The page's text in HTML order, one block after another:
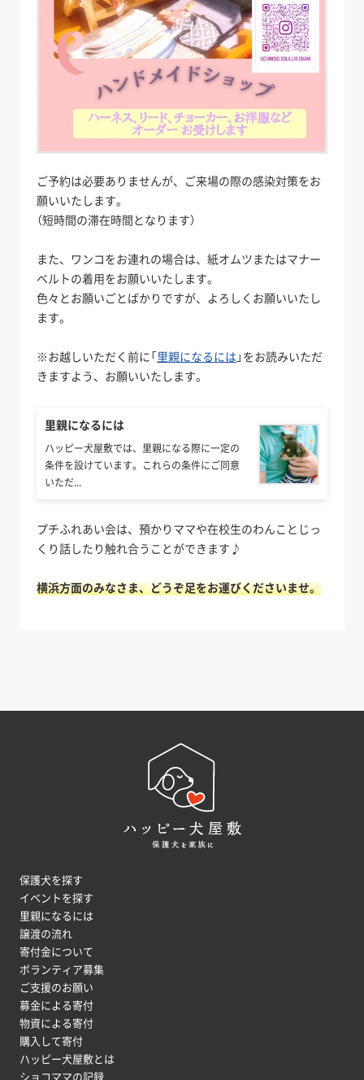
ご予約は必要ありませんが、ご来場の際の感染対策をお
願いいたします。
（短時間の滞在時間となります）
また、ワンコをお連れの場合は、紙オムツまたはマナー
ベルトの着用をお願いいたします。
色々とお願いごとばかりですが、よろしくお願いいたし
ます。
※お越しいただく前に「里親になるには 」をお読みいただ
きますよう、お願いいたします。
里親になるには
ハッピー犬屋敷では、里親になる際に一定の
条件を設けています。これらの条件にご同意
いただ...
プチふれあい会は、預かりママや在校生のわんことじっ
くり話したり触れ合うことができます♪
横浜方面のみなさま、どうぞ足をお運びくださいませ。
保護犬を探す
イベントを探す
里親になるには
譲渡の流れ
寄付金について
ボランティア募集
ご支援のお願い
募金による寄付
物資による寄付
購入して寄付
ハッピー犬屋敷とは
ショコママの記録